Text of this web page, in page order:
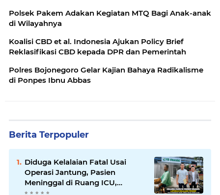
Polsek Pakem Adakan Kegiatan MTQ Bagi Anak-anak
di Wilayahnya
Koalisi CBD et al. Indonesia Ajukan Policy Brief
Reklasifikasi CBD kepada DPR dan Pemerintah
Polres Bojonegoro Gelar Kajian Bahaya Radikalisme
di Ponpes Ibnu Abbas
Berita Terpopuler
Diduga Kelalaian Fatal Usai
Operasi Jantung, Pasien
Meninggal di Ruang ICU,
Keluarga Tuntut RSUD dr.